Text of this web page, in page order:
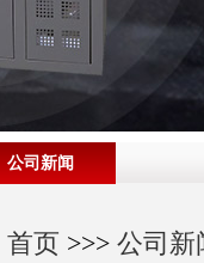
公司新闻
首页 >>> 公司新